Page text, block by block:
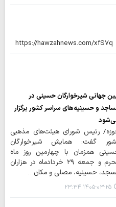
جهانی شیرخوارگان حسینی در
و حسینیه‌های سراسر کشور برگزار
رئیس شورای هیئت‌های مذهبی
گفت: همایش شیرخوارگان
همزمان با چهارمین روز ماه
محرم و جمعه ۲۹ خردادماه در هزاران
حسینیه، مصلی و مکان…
۱۴۰۵-۰۳-۲۵ ۲۳:۳۴